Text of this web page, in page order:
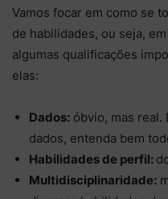
Vamos focar em como se
de habilidades, ou seja,
algumas qualificações
elas:
Dados: óbvio, mas real.
dados, entenda bem
Habilidades de perfil:
Multidisciplinaridade: